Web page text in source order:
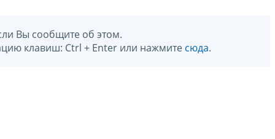
Вы сообщите об этом.
клавиш: Ctrl + Enter или нажмите сюда.